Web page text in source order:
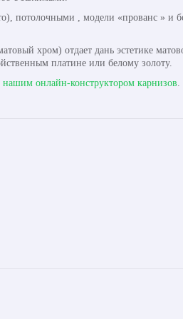
потолочными , модели «прованс » и
хром) отдает дань эстетике
платине или белому золоту.
нашим онлайн-конструктором карнизов.